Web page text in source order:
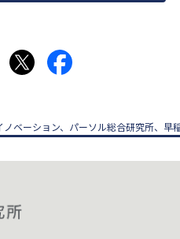
ノベーション、パーソル総合研究所、